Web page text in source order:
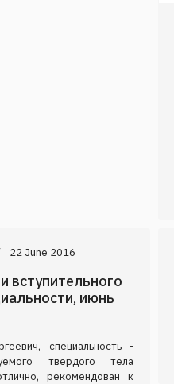
22 June 2016
вступительного
июнь
специальность -
твердого тела
рекомендован к